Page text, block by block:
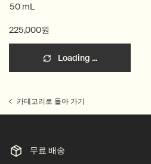
50 mL
225,000원
Loading ...
카테고리로 돌아 가기
무료 배송